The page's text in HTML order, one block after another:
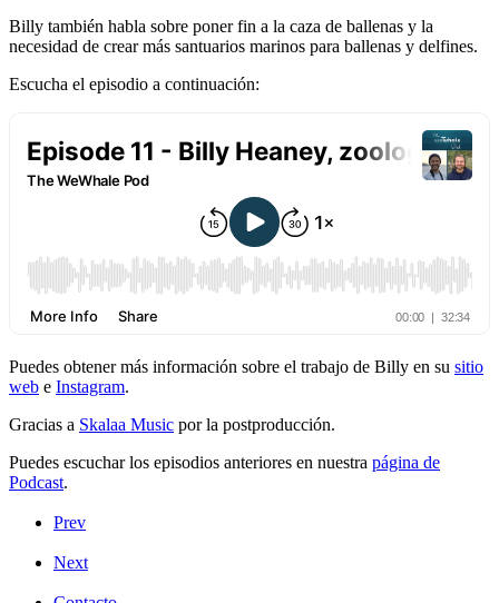
Billy también habla sobre poner fin a la caza de ballenas y la
necesidad de crear más santuarios marinos para ballenas y delfines.
Escucha el episodio a continuación:
Puedes obtener más información sobre el trabajo de Billy en su sitio
web e Instagram.
Gracias a Skalaa Music por la postproducción.
Puedes escuchar los episodios anteriores en nuestra página de
Podcast.
Prev
Next